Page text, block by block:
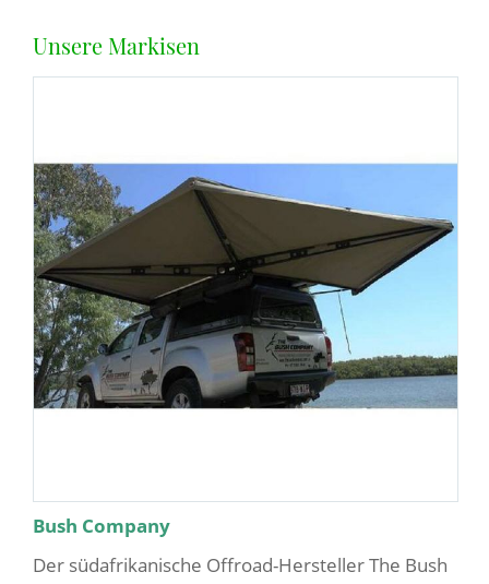
Unsere Markisen
Bush Company
Der südafrikanische Offroad-Hersteller The Bush